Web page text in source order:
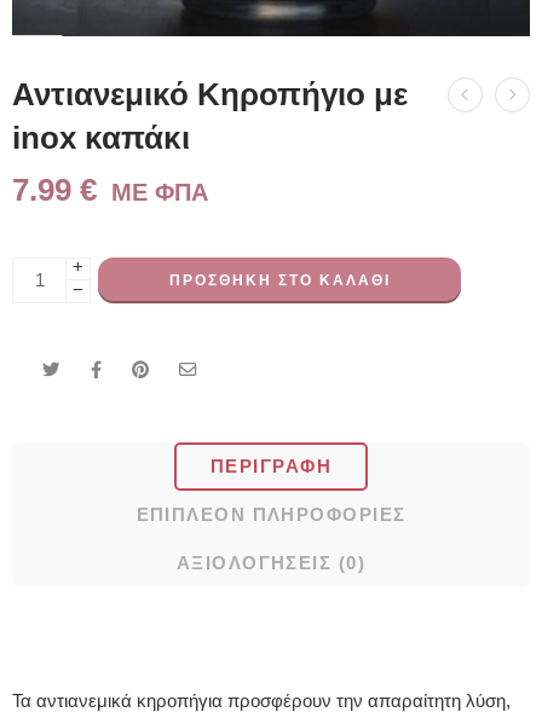
Αντιανεμικό Κηροπήγιο με
inox καπάκι
7.99 € ME ΦΠΑ
+
−
ΠΡΟΣΘΉΚΗ ΣΤΟ ΚΑΛΆΘΙ
ΠΕΡΙΓΡΑΦΉ
ΕΠΙΠΛΈΟΝ ΠΛΗΡΟΦΟΡΊΕΣ
ΑΞΙΟΛΟΓΉΣΕΙΣ (0)
Τα αντιανεμικά κηροπήγια προσφέρουν την απαραίτητη λύση,